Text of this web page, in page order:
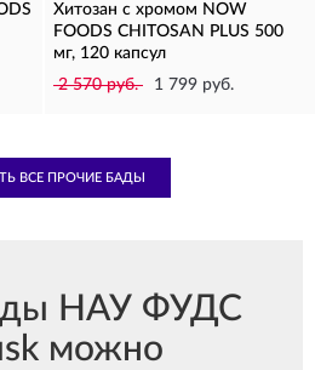
Хитозан с хромом NOW
FOODS CHITOSAN PLUS 500
мг, 120 капсул
2 570 руб.
1 799 руб.
ВСЕ ПРОЧИЕ БАДЫ
НАУ ФУДС
можно